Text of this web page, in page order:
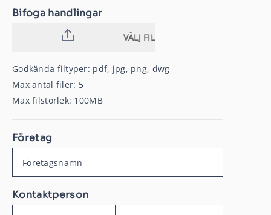
Bifoga handlingar
VÄLJ FIL
Godkända filtyper: pdf, jpg, png, dwg
Max antal filer: 5
Max filstorlek: 100MB
Företag
Kontaktperson